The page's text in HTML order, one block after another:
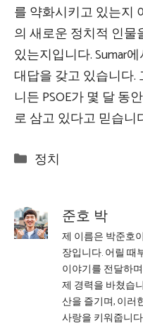
를 약화시키고 있는지
의 새로운 정치적 인
있는지입니다. Sumar
대답을 갖고 있습니다
니든 PSOE가 몇 달 동
로 삼고 있다고 믿습니
Categories
정치
준호 박
제 이름은 박준호
장입니다. 어릴 때
이야기를 전달하
제 경력을 바쳤습
산을 즐기며, 이러
사랑을 키워줍니